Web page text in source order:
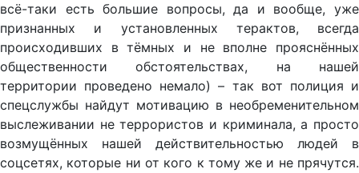
всё-таки есть большие вопросы, да и вообще, уже
признанных и установленных терактов, всегда
происходивших в тёмных и не вполне прояснённых
общественности обстоятельствах, на нашей
территории проведено немало) – так вот полиция и
спецслужбы найдут мотивацию в необременительном
выслеживании не террористов и криминала, а просто
возмущённых нашей действительностью людей в
соцсетях, которые ни от кого к тому же и не прячутся.